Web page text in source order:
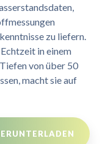
zu liefern.
in einem
von über 50
macht sie auf